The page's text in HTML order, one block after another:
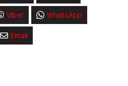
Viber WhatsApp
Email